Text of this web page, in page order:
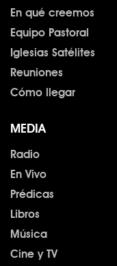
En qué creemos
Equipo Pastoral
Iglesias Satélites
Reuniones
Cómo llegar
MEDIA
Radio
En Vivo
Prédicas
Libros
Música
Cine y TV